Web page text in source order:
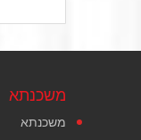
משכנתא
משכנתא